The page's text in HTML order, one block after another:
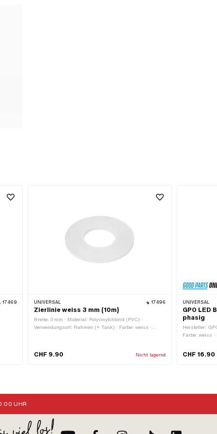
17469 UNIVERSAL 17496
Zierlinie weiss 3 mm (10m)
Breite: 3 mm · Material: Polyvinylchlorid (PVC) ·
Verwendungsort: Rahmen (+ Tank) · Farbe: weiss ·
CHF 9.90 Nicht lagernd
UNIVERSAL
GPO LED
phasig
Hersteller:
Farbe: weiss
CHF 16.90
UHR